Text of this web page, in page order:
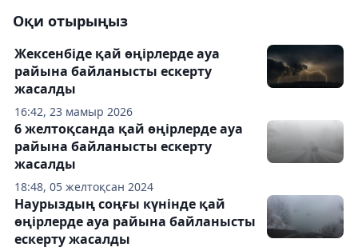
Оқи отырыңыз
16:42, 23 мамыр 2026
Жексенбіде қай өңірлерде ауа
райына байланысты ескерту
жасалды
18:48, 05 желтоқсан 2024
6 желтоқсанда қай өңірлерде ауа
райына байланысты ескерту
жасалды
Наурыздың соңғы күнінде қай
өңірлерде ауа райына байланысты
ескерту жасалды